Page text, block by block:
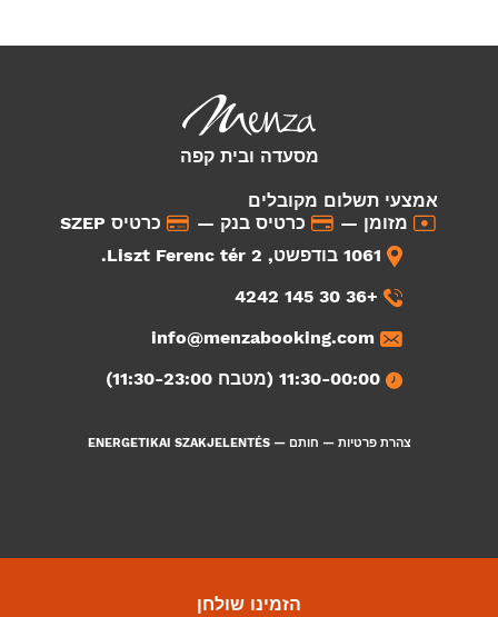
מסעדה ובית קפה
אמצעי תשלום מקובלים
מזומן —
כרטיס בנק —
כרטיס SZEP
1061 בודפשט, Liszt Ferenc tér 2.
+36 30 145 4242
info@menzabooking.com
11:30-00:00 (מטבח 11:30-23:00)
צהרת פרטיות — חותם —
ENERGETIKAI SZAKJELENTÉS
הזמינו שולחן